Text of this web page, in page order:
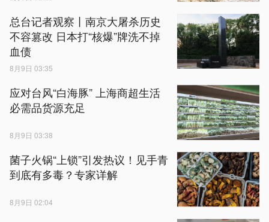
总台记者观察丨南京大屠杀历史
不容篡改 日本打“核爆”牌洗不掉
血债
8月9日 03:35
应对台风“白海豚” 上海商超生活
必需品货源充足
8月9日 03:38
菌子火锅“上锁”引发热议！见手青
到底有多毒？专家详解
8月9日 02:04